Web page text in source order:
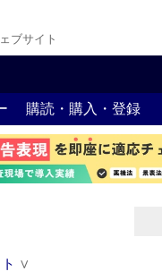
ブサイト
購読・購入・登録
∨